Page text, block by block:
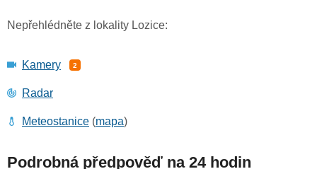
Nepřehlédněte z lokality Lozice:
Kamery 2
Radar
Meteostanice (mapa)
Podrobná předpověď na 24 hodin